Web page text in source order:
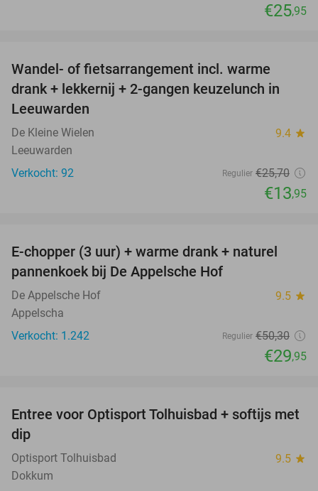
€25,95
Wandel- of fietsarrangement incl. warme
drank + lekkernij + 2-gangen keuzelunch in
Leeuwarden
De Kleine Wielen 9.4 star
Leeuwarden
Verkocht: 92
Regulier €25,70
€13,95
40%
E-chopper (3 uur) + warme drank + naturel
pannenkoek bij De Appelsche Hof
De Appelsche Hof 9.5 star
Appelscha
Verkocht: 1.242
Regulier €50,30
€29,95
34%
Entree voor Optisport Tolhuisbad + softijs met
dip
Optisport Tolhuisbad 9.5 star
Dokkum